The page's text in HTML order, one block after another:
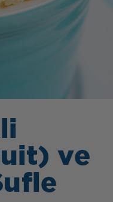
ve